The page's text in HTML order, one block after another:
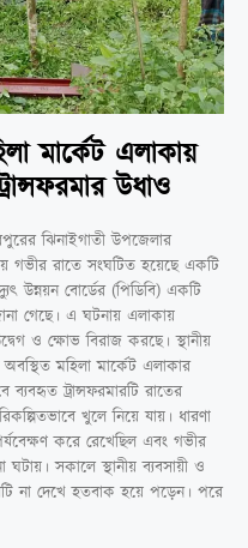
মার্কেট এলাকায়
উধাও
ঝিনাইগাতী উপজেলার
গভীর রাতে সংঘটিত হয়েছে একটি
উন্নয়ন বোর্ডের (পিডিবি) একটি
গেছে। এ ঘটনায় এলাকায়
ও ক্ষোভ বিরাজ করছে। স্থানীয়
মহিলা মার্কেট এলাকার
ব্যবহৃত ট্রান্সফরমারটি রাতের
খুলে নিয়ে যায়। ধারণা
করে রেখেছিল এবং গভীর
সকালে স্থানীয় ব্যবসায়ী ও
না দেখে হতবাক হয়ে পড়েন। পরে